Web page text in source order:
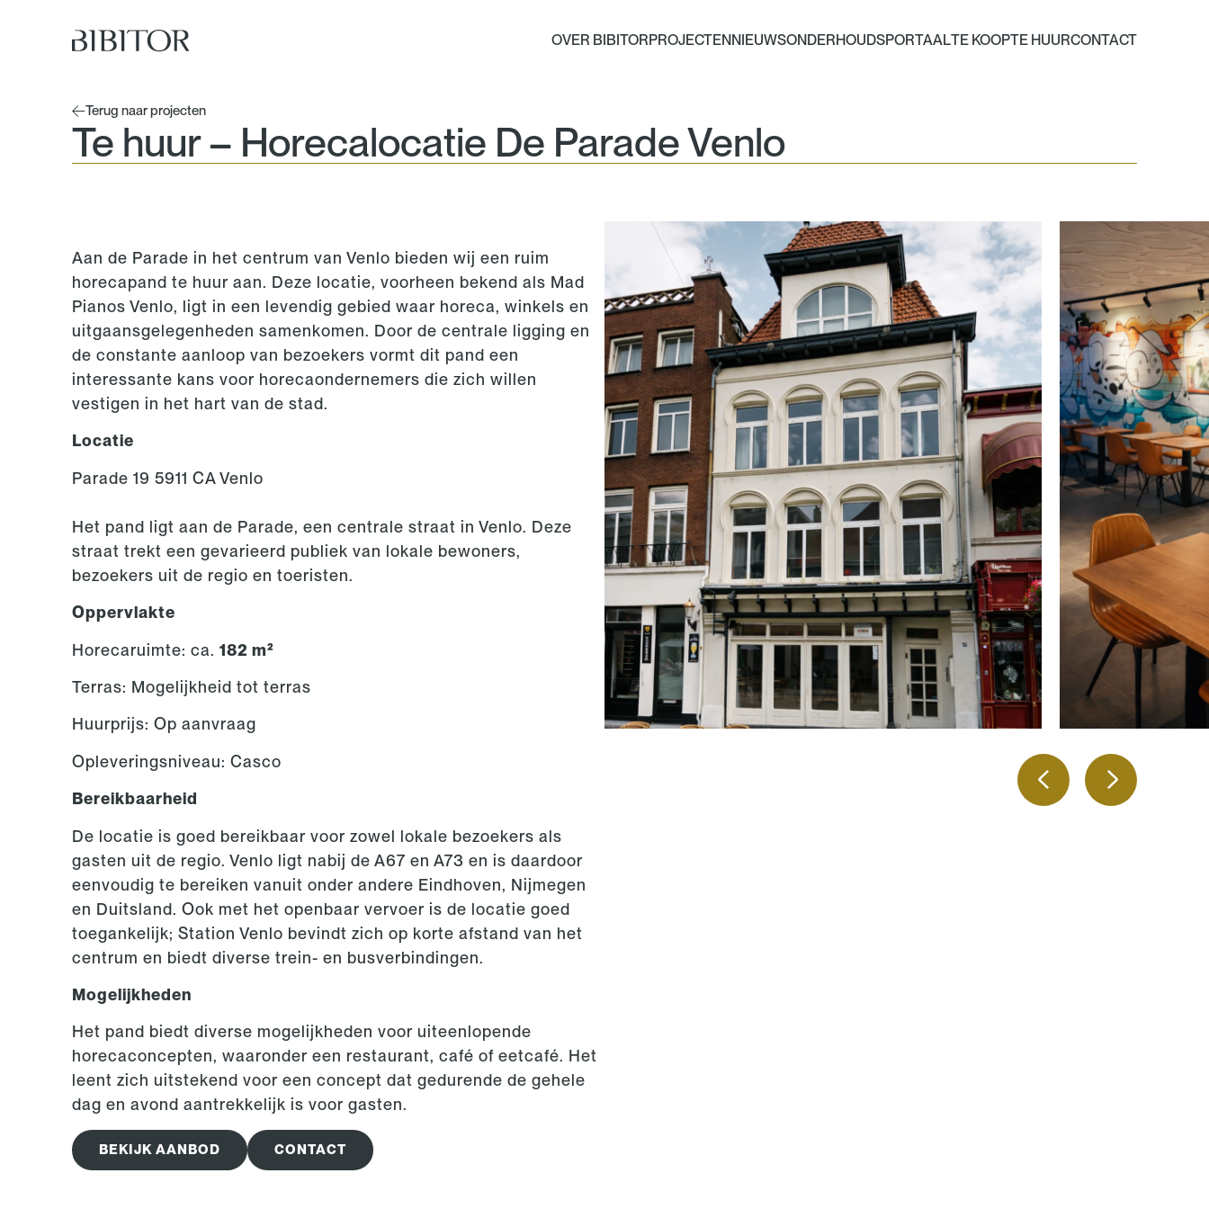
OVER BIBITORPROJECTENNIEUWSONDERHOUDSPORTAALTE KOOPTE HUURCONTACT
Terug naar projecten
Te huur – Horecalocatie De Parade Venlo
Aan de Parade in het centrum van Venlo bieden wij een ruim
horecapand te huur aan. Deze locatie, voorheen bekend als Mad
Pianos Venlo, ligt in een levendig gebied waar horeca, winkels en
uitgaansgelegenheden samenkomen. Door de centrale ligging en
de constante aanloop van bezoekers vormt dit pand een
interessante kans voor horecaondernemers die zich willen
vestigen in het hart van de stad.
Locatie
Parade 19 5911 CA Venlo
Het pand ligt aan de Parade, een centrale straat in Venlo. Deze
straat trekt een gevarieerd publiek van lokale bewoners,
bezoekers uit de regio en toeristen.
Oppervlakte
Horecaruimte: ca. 182 m²
Terras: Mogelijkheid tot terras
Huurprijs: Op aanvraag
Opleveringsniveau: Casco
Bereikbaarheid
De locatie is goed bereikbaar voor zowel lokale bezoekers als
gasten uit de regio. Venlo ligt nabij de A67 en A73 en is daardoor
eenvoudig te bereiken vanuit onder andere Eindhoven, Nijmegen
en Duitsland. Ook met het openbaar vervoer is de locatie goed
toegankelijk; Station Venlo bevindt zich op korte afstand van het
centrum en biedt diverse trein- en busverbindingen.
Mogelijkheden
Het pand biedt diverse mogelijkheden voor uiteenlopende
horecaconcepten, waaronder een restaurant, café of eetcafé. Het
leent zich uitstekend voor een concept dat gedurende de gehele
dag en avond aantrekkelijk is voor gasten.
BEKIJK AANBOD CONTACT